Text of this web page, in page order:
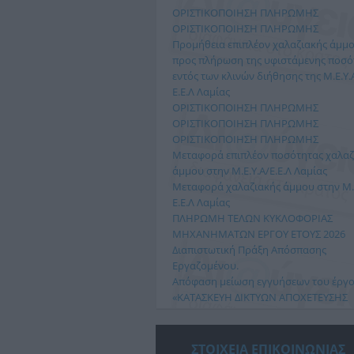
ΟΡΙΣΤΙΚΟΠΟΙΗΣΗ ΠΛΗΡΩΜΗΣ
ΟΡΙΣΤΙΚΟΠΟΙΗΣΗ ΠΛΗΡΩΜΗΣ
Προμήθεια επιπλέον χαλαζιακής
προς πλήρωση της υφιστάμενης
εντός των κλινών διήθησης της
Ε.Ε.Λ Λαμίας
ΟΡΙΣΤΙΚΟΠΟΙΗΣΗ ΠΛΗΡΩΜΗΣ
ΟΡΙΣΤΙΚΟΠΟΙΗΣΗ ΠΛΗΡΩΜΗΣ
ΟΡΙΣΤΙΚΟΠΟΙΗΣΗ ΠΛΗΡΩΜΗΣ
Μεταφορά επιπλέον ποσότητας
άμμου στην Μ.Ε.Υ.Α/Ε.Ε.Λ Λαμίας
Μεταφορά χαλαζιακής άμμου στην
Ε.Ε.Λ Λαμίας
ΠΛΗΡΩΜΗ ΤΕΛΩΝ ΚΥΚΛΟΦΟΡΙΑΣ
ΜΗΧΑΝΗΜΑΤΩΝ ΕΡΓΟΥ ΕΤΟΥΣ 2026
Διαπιστωτική Πράξη Απόσπασης
Εργαζομένου.
Απόφαση μείωση εγγυήσεων του
«ΚΑΤΑΣΚΕΥΗ ΔΙΚΤΥΩΝ ΑΠΟΧΕΤΕΥΣΗΣ
ΑΠΟΔΕΚΤΗ ΤΗΝ ΕΓΚΑΤΑΣΤΑΣΗ
ΕΠΕΞΕΡΓΑΣΙΑΣ ΛΥΜΑΤΩΝ
απαραίτητων εργασιών για αποκατάσταση
βλάβης στο δίκτυο ύδρευσης, θα γίνει
διακοπή νερού στην τοπική κοινότητα
ΔΙΑΚΟΠΗ ΥΔΡΟΔΟΤΗΣΗΣ
Η Δημοτική Επιχείρηση
Αποχέτευσης Λαμίας
ανακοινώνει ότι σήμερα,
Ιουνίου 2026, λόγω βλάβης
διακοπή της υδροδότησης
Διαβάστε
ΣΤΟΙΧΕΙΑ ΕΠΙΚΟΙΝΩΝΙΑΣ